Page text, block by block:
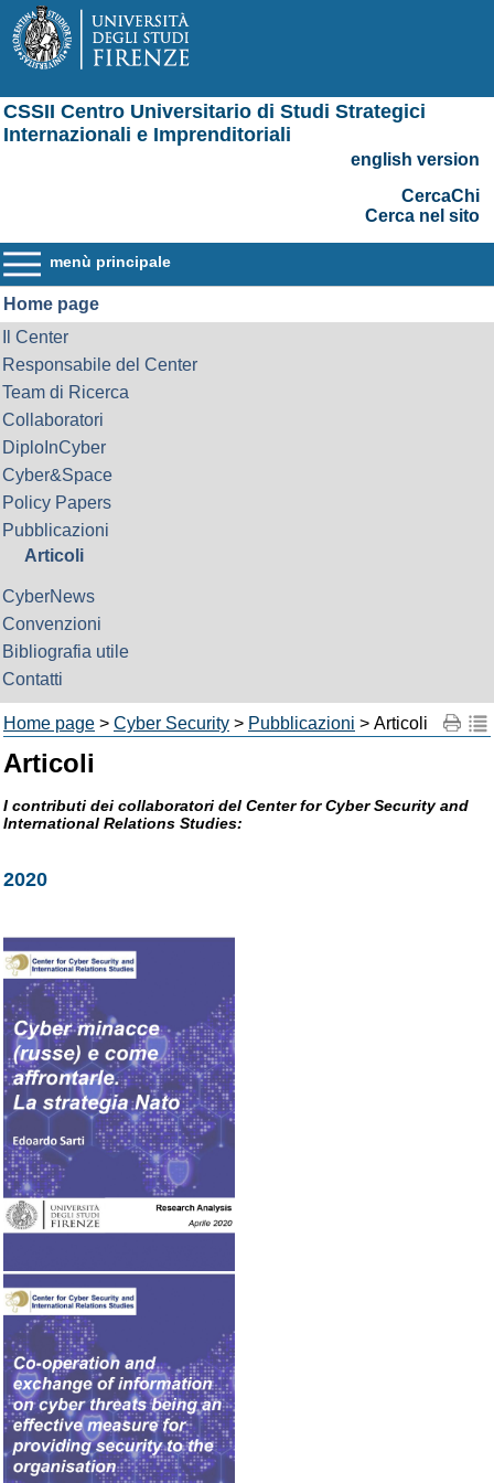
CSSII Centro Universitario di Studi Strategici
Internazionali e Imprenditoriali
english version
CercaChi
Cerca nel sito
menù principale
Home page
Il Center
Responsabile del Center
Team di Ricerca
Collaboratori
DiploInCyber
Cyber&Space
Policy Papers
Pubblicazioni
Articoli
CyberNews
Convenzioni
Bibliografia utile
Contatti
Home page > Cyber Security > Pubblicazioni > Articoli
Articoli
I contributi dei collaboratori del Center for Cyber Security and
International Relations Studies:
2020